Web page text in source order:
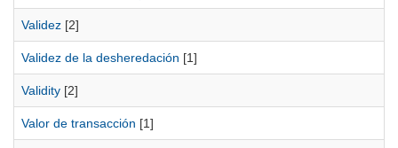
Validez [2]
Validez de la desheredación [1]
Validity [2]
Valor de transacción [1]